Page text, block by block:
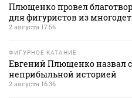
Плющенко провел
для фигуристов из
2 августа 17:56
ФИГУРНОЕ КАТАНИЕ
Евгений Плющенко назвал
неприбыльной историей
2 августа 16:36